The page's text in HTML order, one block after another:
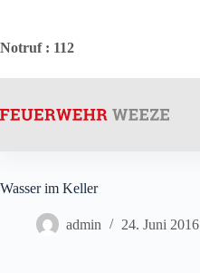
springen
Notruf: 112
Wasser im Keller
admin 24. Juni 2016